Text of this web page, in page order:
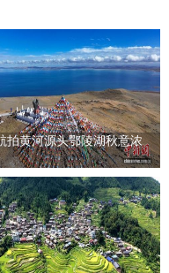
拍黄河源头鄂陵湖秋意浓